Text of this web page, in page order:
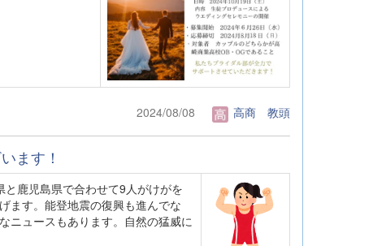
2024/08/08 高商 教頭
ます！
鹿児島県で合わせて9人がけがを
ます。能登地震の復興も進んでな
ニュースもあります。自然の猛威に